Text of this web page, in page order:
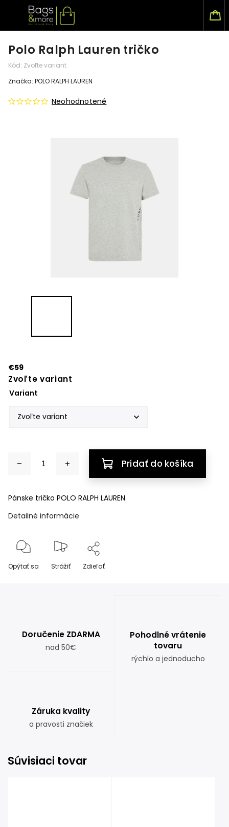
Polo Ralph Lauren tričko
Kód: Zvoľte variant
Neohodnotené
Značka: POLO RALPH LAUREN
€59
Zvoľte variant
Variant
Pridať do košíka
Pánske tričko POLO RALPH LAUREN
Detailné informácie
Opýtať sa Strážiť Zdieľať
Doručenie ZDARMA
nad 50€
Pohodlné vrátenie
tovaru
rýchlo a jednoducho
Záruka kvality
a pravosti značiek
Súvisiaci tovar